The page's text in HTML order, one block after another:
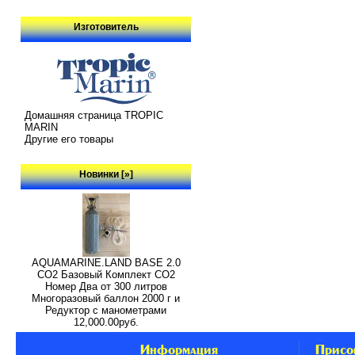
Изготовитель
Домашняя страница TROPIC
MARIN
Другие его товары
Новинки [»]
AQUAMARINE.LAND BASE 2.0
СО2 Базовый Комплект СО2
Номер Два от 300 литров
Многоразовый баллон 2000 г и
Редуктор с манометрами
12,000.00руб.
Информация